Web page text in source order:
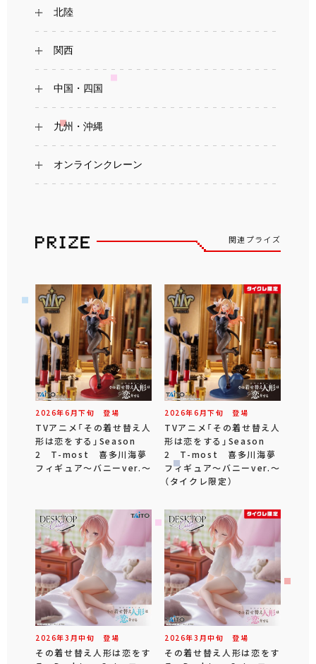
北陸
関西
中国・四国
九州・沖縄
オンラインクレーン
関連プライズ
2026年6 月下旬 登場
TVアニメ「その着せ替え人
形は恋をする」Season
2 T-most 喜多川海夢
フィギュア～バニーver.～
2026年6 月下旬 登場
TVアニメ「その着せ替え人
形は恋をする」Season
2 T-most 喜多川海夢
フィギュア～バニーver.～
（タイクレ限定）
2026年3 月中旬 登場
その着せ替え人形は恋をす
2026年3 月中旬 登場
その着せ替え人形は恋をす